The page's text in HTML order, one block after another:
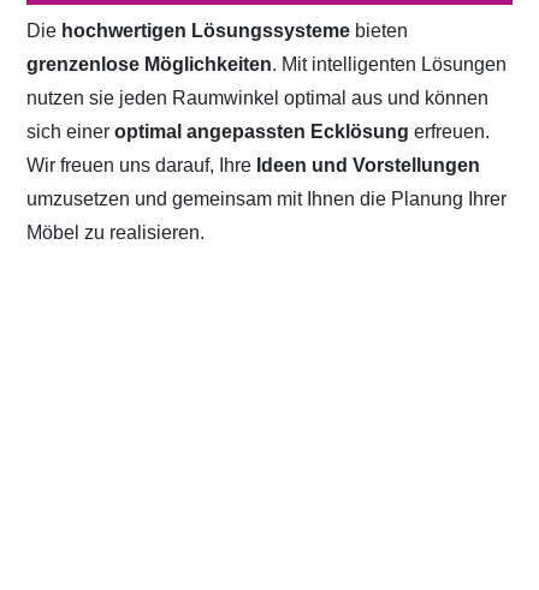
Die hochwertigen Lösungssysteme bieten
grenzenlose Möglichkeiten. Mit intelligenten Lösungen
nutzen sie jeden Raumwinkel optimal aus und können
sich eineroptimal angepassten Ecklösung erfreuen.
Wir freuen uns darauf, Ihre Ideen und Vorstellungen
umzusetzen und gemeinsam mit Ihnen die Planung Ihrer
Möbel zu realisieren.